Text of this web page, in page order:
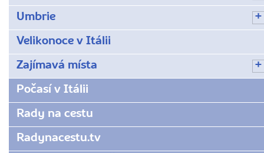
Umbrie
Velikonoce v Itálii
Zajímavá místa
Počasí v Itálii
Rady na cestu
Radynacestu.tv